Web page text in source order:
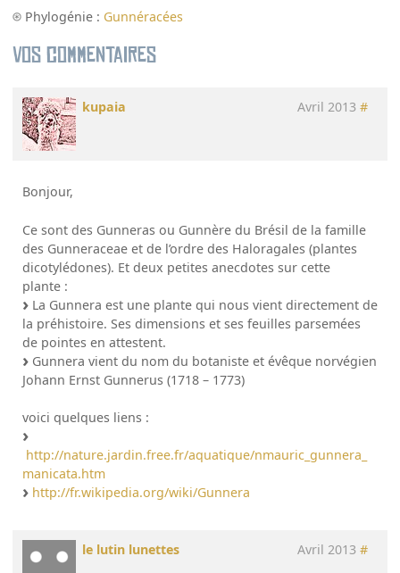
Phylogénie : Gunnéracées
Vos commentaires
kupaia Avril 2013 #
Bonjour,
Ce sont des Gunneras ou Gunnère du Brésil de la famille
des Gunneraceae et de l’ordre des Haloragales (plantes
dicotylédones). Et deux petites anecdotes sur cette
plante :
La Gunnera est une plante qui nous vient directement de
la préhistoire. Ses dimensions et ses feuilles parsemées
de pointes en attestent.
Gunnera vient du nom du botaniste et évêque norvégien
Johann Ernst Gunnerus (1718 – 1773)
voici quelques liens :
http://nature.jardin.free.fr/aquatique/nmauric_gunnera_
manicata.htm
http://fr.wikipedia.org/wiki/Gunnera
le lutin lunettes Avril 2013 #